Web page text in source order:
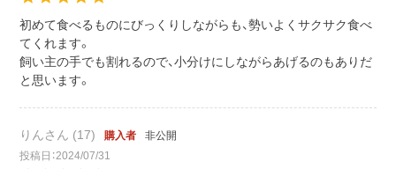
初めて食べるものにびっくりしながらも、勢いよくサクサク食べ
てくれます。
飼い主の手でも割れるので、小分けにしながらあげるのもありだ
と思います。
りん 17 購入者
非公開
投稿日 2024/07/31